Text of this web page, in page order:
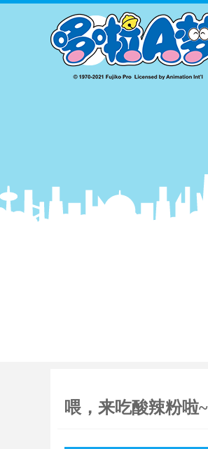
喂，来吃酸辣粉啦~